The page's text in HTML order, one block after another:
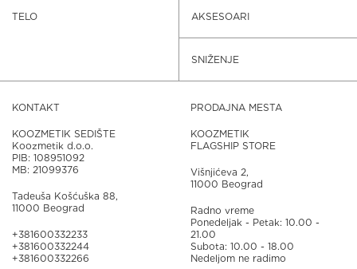
TELO AKSESOARI
SNIŽENJE
KONTAKT
KOOZMETIK SEDIŠTE
Koozmetik d.o.o.
PIB: 108951092
MB: 21099376
Tadeuša Košćuška 88,
11000 Beograd
+381600332233
+381600332244
+381600332266
PRODAJNA MESTA
KOOZMETIK
FLAGSHIP STORE
Višnjićeva 2,
11000 Beograd
Radno vreme
Ponedeljak - Petak: 10.00 -
21.00
Subota: 10.00 - 18.00
Nedeljom ne radimo